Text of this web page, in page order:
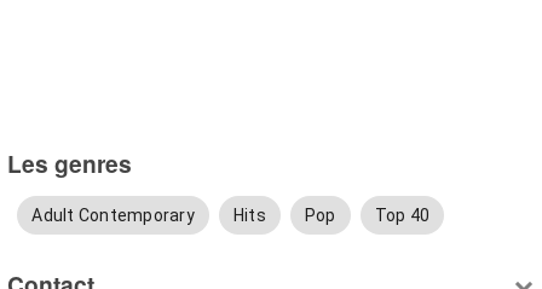
Les genres
Adult Contemporary Hits Pop Top 40